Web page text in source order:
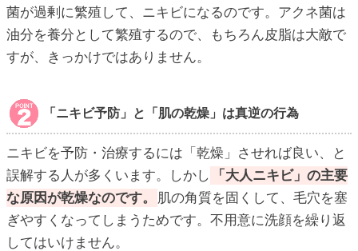
菌が過剰に繁殖して、ニキビになるのです。アクネ菌は
油分を養分として繁殖するので、もちろん皮脂は大敵で
すが、きっかけではありません。
「ニキビ予防」と「肌の乾燥」は真逆の行為
ニキビを予防・治療するには「乾燥」させれば良い、と
誤解する人が多くいます。しかし
「大人ニキビ」の主要
な原因が乾燥なのです。
肌の角質を固くして、毛穴を塞
ぎやすくなってしまうためです。不用意に洗顔を繰り返
してはいけません。